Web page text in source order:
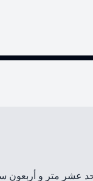
عشر متر و أربعون